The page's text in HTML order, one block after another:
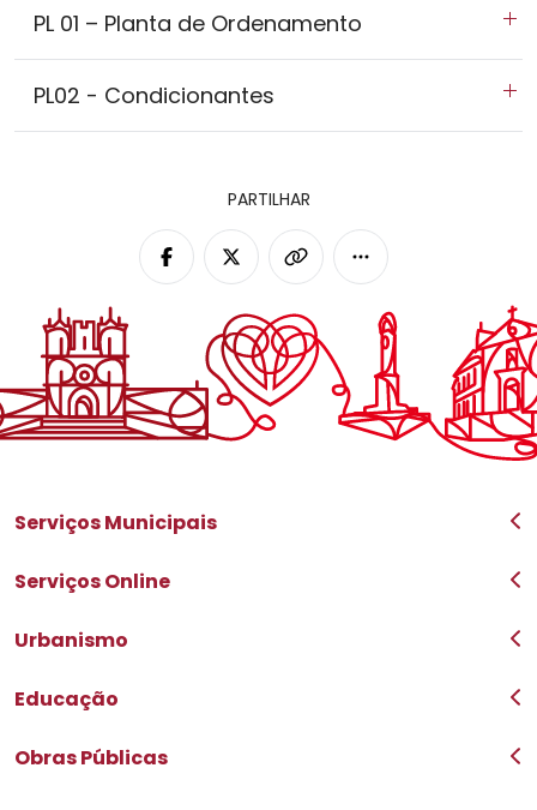
PL 01 – Planta de Ordenamento
PL02 - Condicionantes
PARTILHAR
Serviços Municipais
Ação Social
Urbanismo
Educação
Ambiente
Desporto
Balcão do Munícipe
Saúde, Bem-Estar e Veterinária
Obras Públicas
Transportes Urbanos
Proteção Civil
Julgados de Paz de Alcobaça
Serviço Municipal de Metrologia
Serviços Online
Serviços Online
Urbanismo
Plantas de Localização
PDM
ARU
BUPi
Educação
Plataforma SIGA
A minha terra
Obras Públicas